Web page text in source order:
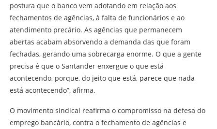
postura que o banco vem adotando em relação aos
fechamentos de agências, à falta de funcionários e ao
atendimento precário. As agências que permanecem
abertas acabam absorvendo a demanda das que foram
fechadas, gerando uma sobrecarga enorme. O que a gente
precisa é que o Santander enxergue o que está
acontecendo, porque, do jeito que está, parece que nada
está acontecendo”, afirma.
O movimento sindical reafirma o compromisso na defesa do
emprego bancário, contra o fechamento de agências e